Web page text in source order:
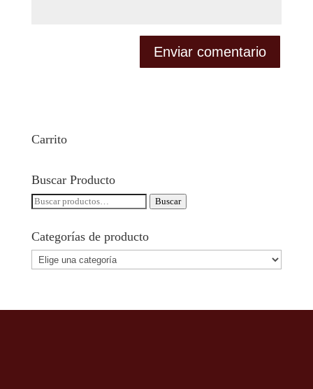
Carrito
Buscar Producto
Buscar
Buscar
Categorías de producto